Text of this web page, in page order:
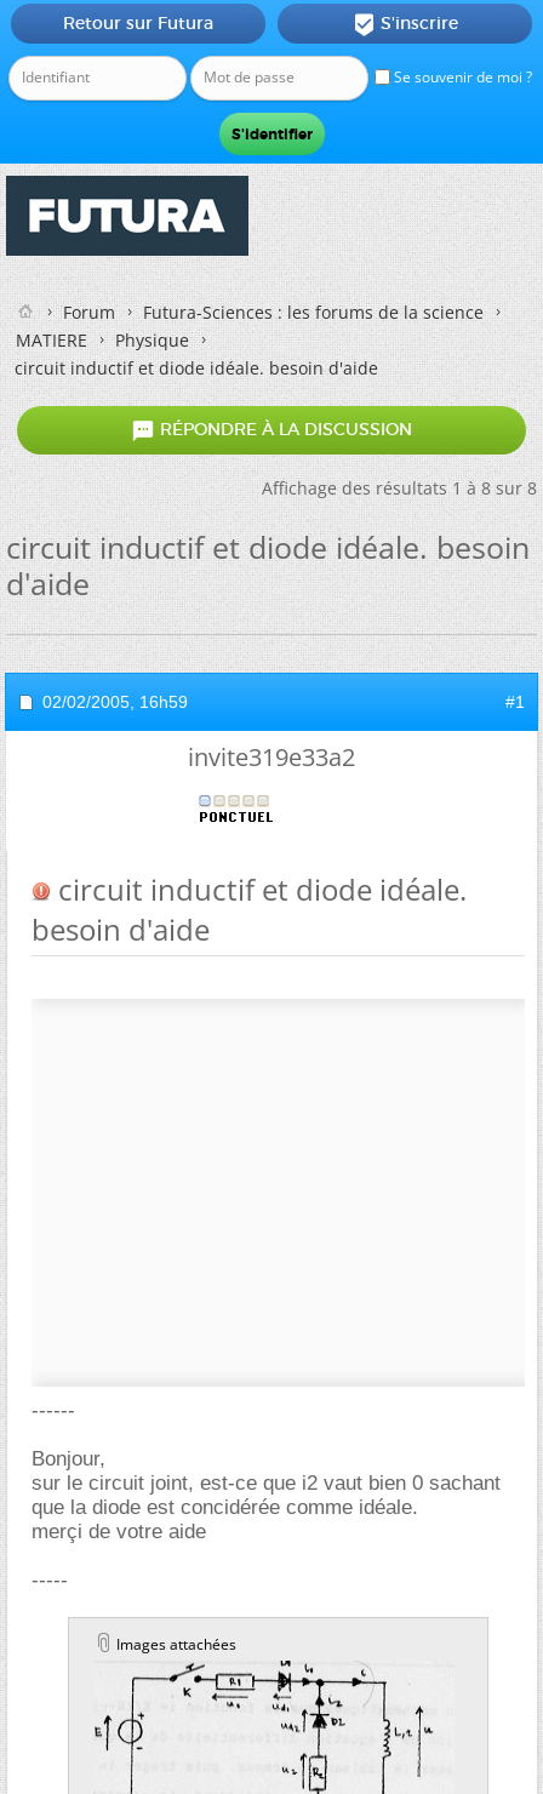
Se souvenir de moi ?
Retour sur Futura  S'inscrire
Forum
Futura-Sciences : les forums de la science
MATIERE
Physique
circuit inductif et diode idéale. besoin d'aide
 RÉPONDRE À LA DISCUSSION
Affichage des résultats 1 à 8 sur 8
circuit inductif et diode idéale. besoin
d'aide
02/02/2005, 16h59 #1
invite319e33a2
circuit inductif et diode idéale.
besoin d'aide
------
Bonjour,
sur le circuit joint, est-ce que i2 vaut bien 0 sachant
que la diode est concidérée comme idéale.
merçi de votre aide
-----
Images attachées